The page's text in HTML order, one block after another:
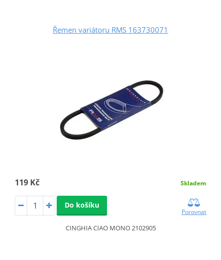
Řemen variátoru RMS 163730071
119 Kč Skladem
Do košíku
Porovnat
CINGHIA CIAO MONO 2102905